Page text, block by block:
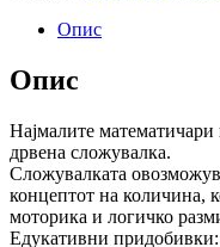
Опис
Опис
Најмалите математичари
дрвена сложувалка.
Сложувалката
концептот на количина,
моторика и логичко
Едукативни придобивки: